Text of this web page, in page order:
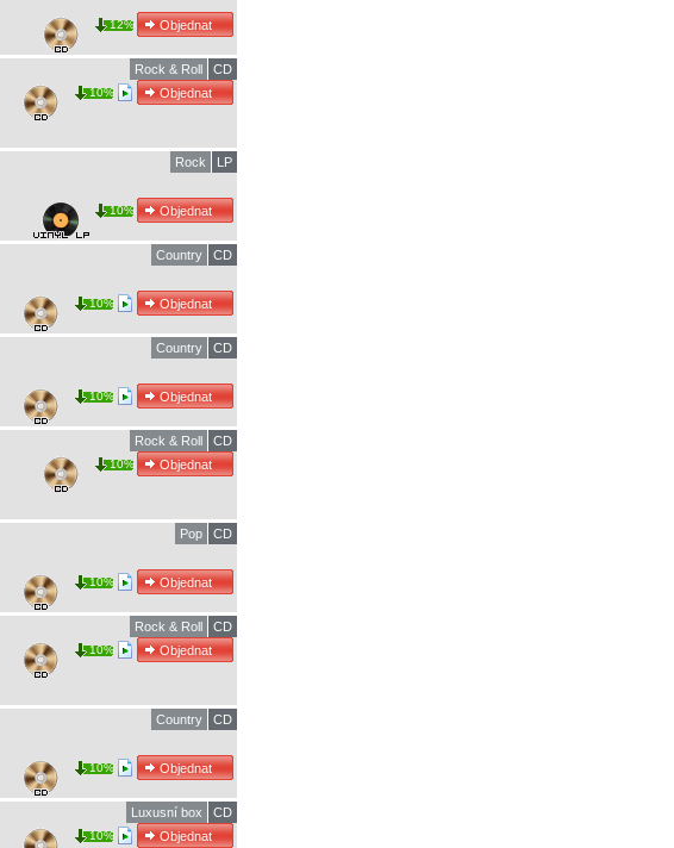
12%
CD
Rock & Roll
10%
LP
Rock
10%
CD
Country
10%
CD
Country
10%
CD
Rock & Roll
10%
CD
Pop
10%
CD
Rock & Roll
10%
CD
Country
10%
CD
Luxusní box
10%